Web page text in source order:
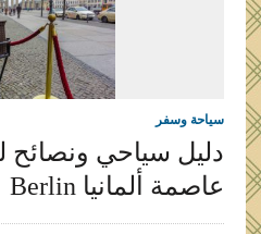
سياحة وسفر
دليل سياحي ونصائح
عاصمة ألمانيا Berlin